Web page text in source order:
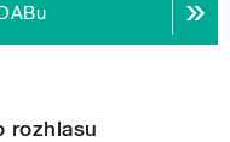
rozhlasu